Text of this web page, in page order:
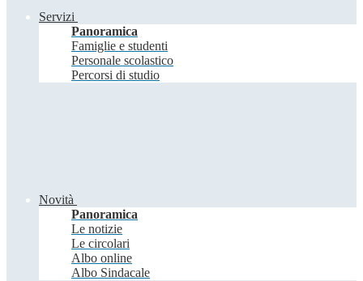
Servizi
Panoramica
Famiglie e studenti
Personale scolastico
Percorsi di studio
Novità
Panoramica
Le notizie
Le circolari
Albo online
Albo Sindacale